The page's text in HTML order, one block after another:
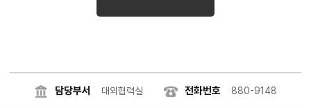
담당부서 대외협력실 전화번호 880-9148